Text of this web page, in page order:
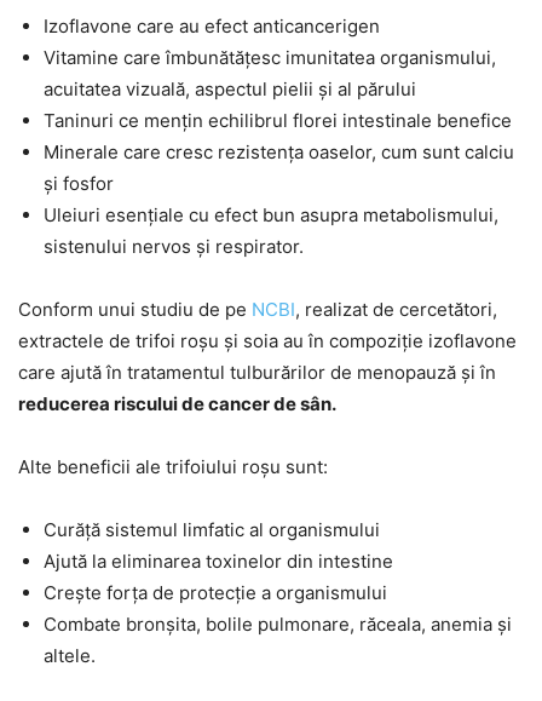
Izoflavone care au efect anticancerigen
Vitamine care îmbunătățesc imunitatea organismului,
acuitatea vizuală, aspectul pielii și al părului
Taninuri ce mențin echilibrul florei intestinale benefice
Minerale care cresc rezistența oaselor, cum sunt calciu
și fosfor
Uleiuri esențiale cu efect bun asupra metabolismului,
sistenului nervos și respirator.
Conform unui studiu de pe NCBI, realizat de cercetători,
extractele de trifoi roșu și soia au în compoziție izoflavone
care ajută în tratamentul tulburărilor de menopauză și în
reducerea riscului de cancer de sân.
Alte beneficii ale trifoiului roșu sunt:
Curăță sistemul limfatic al organismului
Ajută la eliminarea toxinelor din intestine
Crește forța de protecție a organismului
Combate bronșita, bolile pulmonare, răceala, anemia și
altele.